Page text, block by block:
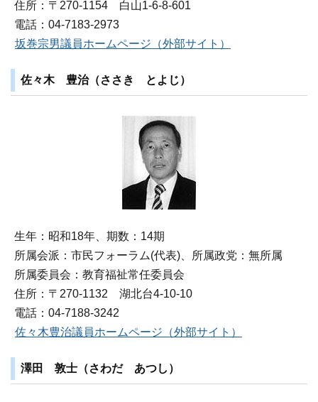
住所：〒270‐1154 白山1‐6‐8‐601
電話：04-7183-2973
坂巻宗男議員ホームページ（外部サイト）
佐々木 豊治（ささき とよじ）
生年：昭和18年、期数：14期
所属会派：市民フォーラム(代表)、所属政党：無所属
所属委員会：教育福祉常任委員会
住所：〒270‐1132 湖北台4‐10‐10
電話：04-7188-3242
佐々木豊治議員ホームページ（外部サイト）
澤田 敦士（さわだ あつし）